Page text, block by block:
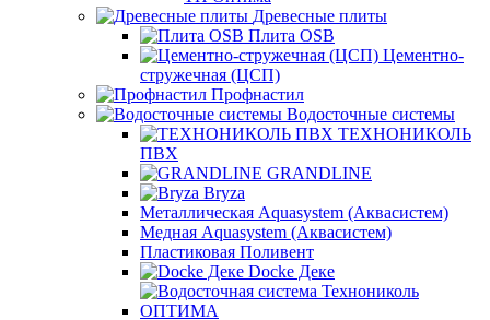
Древесные плиты
Плита OSB
Цементно-
стружечная (ЦСП)
Профнастил
Водосточные системы
ТЕХНОНИКОЛЬ
ПВХ
GRANDLINE
Bryza
Металлическая Aquasystem (Аквасистем)
Медная Aquasystem (Аквасистем)
Пластиковая Поливент
Docke Деке